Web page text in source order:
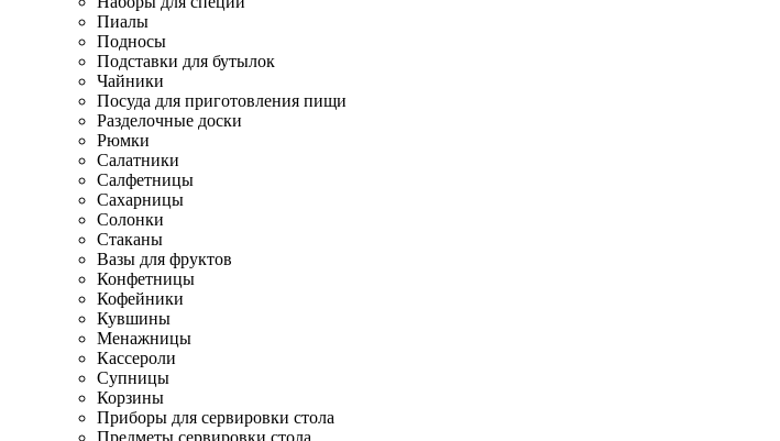
Пиалы
Подносы
Подставки для бутылок
Чайники
Посуда для приготовления пищи
Разделочные доски
Рюмки
Салатники
Салфетницы
Сахарницы
Солонки
Стаканы
Вазы для фруктов
Конфетницы
Кофейники
Кувшины
Менажницы
Кассероли
Супницы
Корзины
Приборы для сервировки стола
Предметы сервировки стола